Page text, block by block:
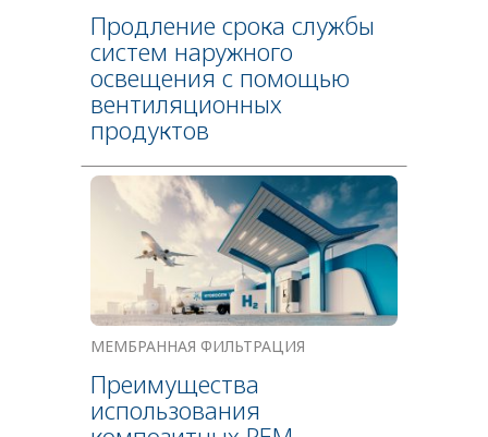
Продление срока службы
систем наружного
освещения с помощью
вентиляционных
продуктов
МЕМБРАННАЯ ФИЛЬТРАЦИЯ
Преимущества
использования